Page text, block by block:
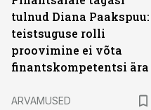
tulnud Diana Paakspuu:
teistsuguse rolli
proovimine ei võta
finantskompetentsi ära
ARVAMUSED